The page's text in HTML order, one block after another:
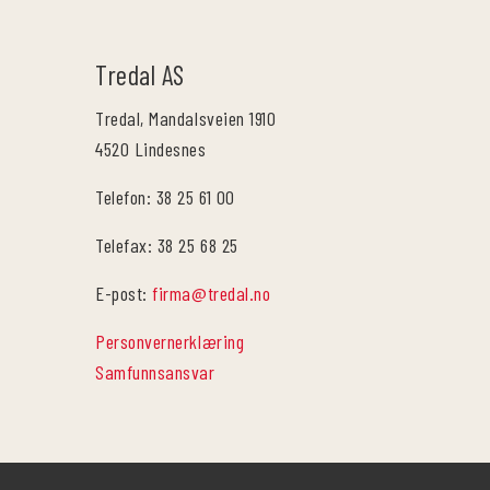
Tredal AS
Tredal, Mandalsveien 1910
4520 Lindesnes
Telefon: 38 25 61 00
Telefax: 38 25 68 25
E-post:firma@tredal.no
Personvernerklæring
Samfunnsansvar